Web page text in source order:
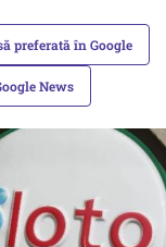
preferată în Google
News